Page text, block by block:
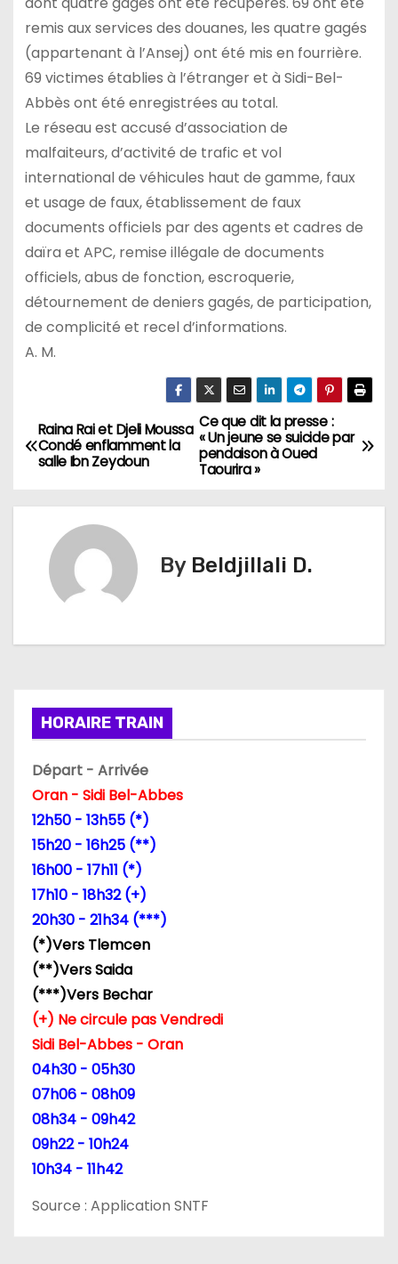
remis aux services des douanes, les quatre gagés
(appartenant à l’Ansej) ont été mis en fourrière.
69 victimes établies à l’étranger et à Sidi-Bel-
Abbès ont été enregistrées au total.
Le réseau est accusé d’association de
malfaiteurs, d’activité de trafic et vol
international de véhicules haut de gamme, faux
et usage de faux, établissement de faux
documents officiels par des agents et cadres de
daïra et APC, remise illégale de documents
officiels, abus de fonction, escroquerie,
détournement de deniers gagés, de participation,
de complicité et recel d’informations.
A. M.
N
a
v
o
n
d
e
a
r
t
c
e
Ce que dit la presse :
« Un jeune se suicide par
pendaison à Oued
Taourira »
Raina Rai et Djeli Moussa
Condé enflamment la
salle Ibn Zeydoun
By Beldjillali D.
HORAIRE TRAIN
Départ - Arrivée
Oran - Sidi Bel-Abbes
12h50 - 13h55 (*)
15h20 - 16h25 (**)
16h00 - 17h11 (*)
17h10 - 18h32 (+)
20h30 - 21h34 (***)
(*)Vers Tlemcen
(**)Vers Saida
(***)Vers Bechar
(+) Ne circule pas Vendredi
Sidi Bel-Abbes - Oran
04h30 - 05h30
07h06 - 08h09
08h34 - 09h42
09h22 - 10h24
10h34 - 11h42
Source : Application SNTF